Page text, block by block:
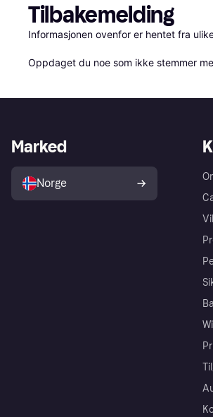
Tilbakemelding
Informasjonen ovenfor er hentet fra
Oppdaget du noe som ikke stemmer
Marked
Norge